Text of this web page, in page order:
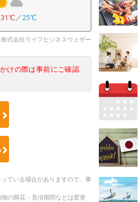
31℃／25℃
式会社ライフビジネスウェザー
けの際は事前にご確認
ている場合がありますので、事
の開花・見頃期間などは変更